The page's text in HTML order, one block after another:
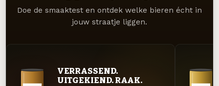
Doe de smaaktest en ontdek welke bieren écht in
jouw straatje liggen.
VERRASSEND.
UITGEKIEND. RAAK.